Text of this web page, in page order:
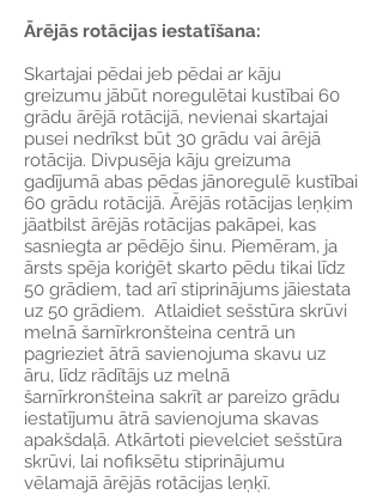
Ārējās rotācijas iestatīšana:
Skartajai pēdai jeb pēdai ar kāju
greizumu jābūt noregulētai kustībai 60
grādu ārējā rotācijā, nevienai skartajai
pusei nedrīkst būt 30 grādu vai ārējā
rotācija. Divpusēja kāju greizuma
gadījumā abas pēdas jānoregulē kustībai
60 grādu rotācijā. Ārējās rotācijas leņķim
jāatbilst ārējās rotācijas pakāpei, kas
sasniegta ar pēdējo šinu. Piemēram, ja
ārsts spēja koriģēt skarto pēdu tikai līdz
50 grādiem, tad arī stiprinājums jāiestata
uz 50 grādiem. Atlaidiet sešstūra skrūvi
melnā šarnīrkronšteina centrā un
pagrieziet ātrā savienojuma skavu uz
āru, līdz rādītājs uz melnā
šarnīrkronšteina sakrīt ar pareizo grādu
iestatījumu ātrā savienojuma skavas
apakšdaļā. Atkārtoti pievelciet sešstūra
skrūvi, lai nofiksētu stiprinājumu
vēlamajā ārējās rotācijas leņķī.